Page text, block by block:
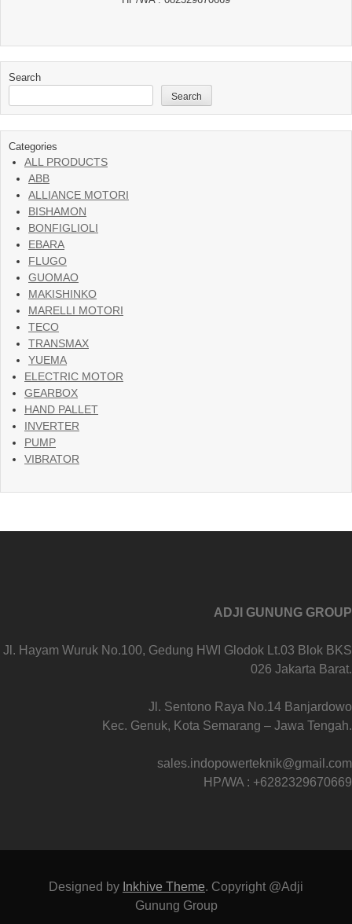
Search
Search
Categories
ALL PRODUCTS
ABB
ALLIANCE MOTORI
BISHAMON
BONFIGLIOLI
EBARA
FLUGO
GUOMAO
MAKISHINKO
MARELLI MOTORI
TECO
TRANSMAX
YUEMA
ELECTRIC MOTOR
GEARBOX
HAND PALLET
INVERTER
PUMP
VIBRATOR
ADJI GUNUNG GROUP
Jl. Hayam Wuruk No.100, Gedung HWI Glodok Lt.03 Blok BKS
026 Jakarta Barat.
Jl. Sentono Raya No.14 Banjardowo
Kec. Genuk, Kota Semarang – Jawa Tengah.
sales.indopowerteknik@gmail.com
HP/WA : +6282329670669
Designed by Inkhive Theme. Copyright @Adji
Gunung Group